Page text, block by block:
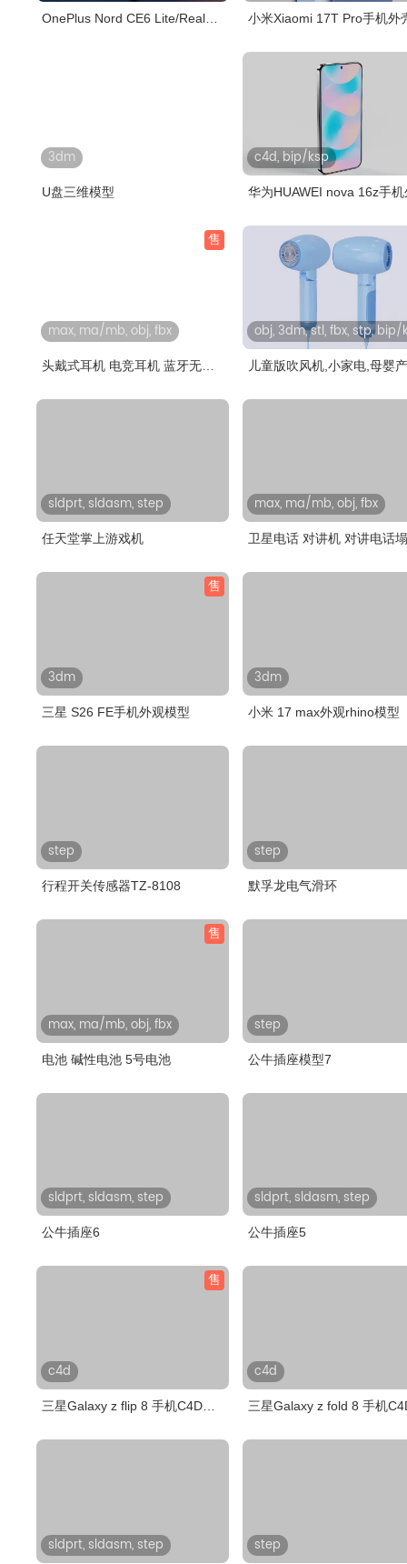
OnePlus Nord CE6 Lite/Realme
小米Xiaomi 17T Pro手机外
3dm
U盘三维模型
c4d, bip/ksp
华为HUAWEI nova 16z手机
售
max, ma/mb, obj, fbx
头戴式耳机 电竞耳机 蓝牙无线
obj, 3dm, stl, fbx, stp, bip/
儿童版吹风机,小家电,母婴
sldprt, sldasm, step
任天堂掌上游戏机
max, ma/mb, obj, fbx
卫星电话 对讲机 对讲电话
售
3dm
三星 S26 FE手机外观模型
3dm
小米 17 max外观rhino模型
step
行程开关传感器TZ-8108
step
默孚龙电气滑环
售
max, ma/mb, obj, fbx
电池 碱性电池 5号电池
step
公牛插座模型7
sldprt, sldasm, step
公牛插座6
sldprt, sldasm, step
公牛插座5
售
c4d
三星Galaxy z flip 8 手机C4D模
c4d
三星Galaxy z fold 8 手机
sldprt, sldasm, step step